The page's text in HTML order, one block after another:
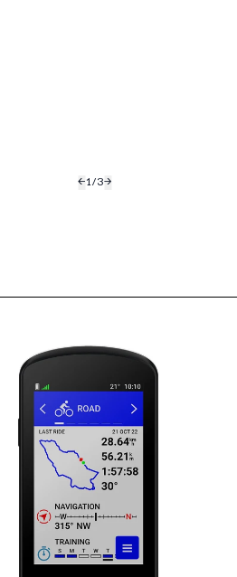
←1/3→